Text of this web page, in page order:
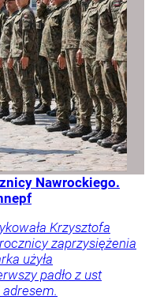
Nawrockiego.
Krzysztofa
zaprzysiężenia
użyła
padło z ust
adresem.